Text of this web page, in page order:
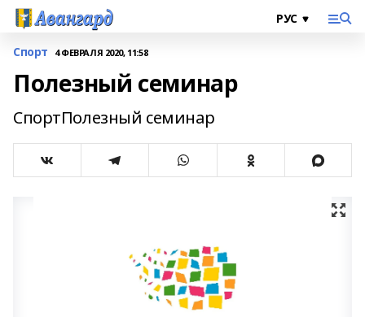
Спорт 4 ФЕВРАЛЯ 2020, 11:58
Полезный семинар
СпортПолезный семинар